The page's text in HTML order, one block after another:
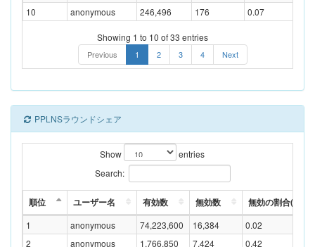
10
anonymous 246,496 176 0.07
Showing 1 to 10 of 33 entries
Previous 1 2 3 4 Next
PPLNSラウンドシェア
Show
entries
Search:
順位 ユーザー名 有効数 無効数 無効の割合(%)
1 anonymous 74,223,600 16,384
0.02
2
anonymous 1,766,850 7,424 0.42